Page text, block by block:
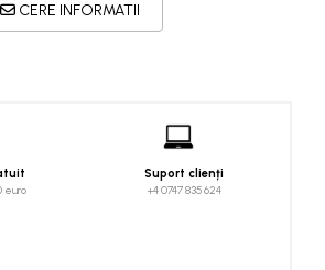
CERE INFORMATII
euro
Suport clienți
+4 0747 835 624